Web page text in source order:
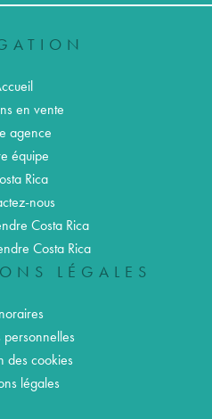
en vente
agence
équipe
Rica
nous
Costa Rica
Costa Rica
LÉGALES
personnelles
des cookies
légales